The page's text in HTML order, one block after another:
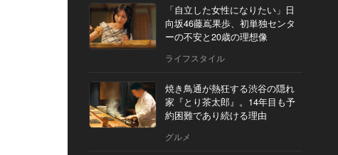
「自立した女性になりたい」日
向坂46藤嶌果歩、初単独センタ
ーの不安と20歳の理想像
ライフスタイル
焼き鳥通が熱狂する渋谷の隠れ
家『とり茶太郎』。14年目も予
約困難であり続ける理由
グルメ